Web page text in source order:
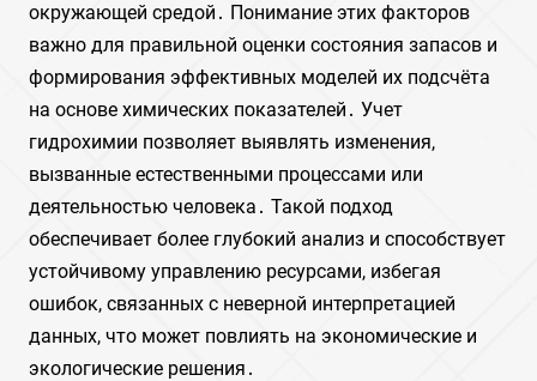
окружающей средой․ Понимание этих факторов
важно для правильной оценки состояния запасов и
формирования эффективных моделей их подсчёта
на основе химических показателей․ Учет
гидрохимии позволяет выявлять изменения,
вызванные естественными процессами или
деятельностью человека․ Такой подход
обеспечивает более глубокий анализ и способствует
устойчивому управлению ресурсами, избегая
ошибок, связанных с неверной интерпретацией
данных, что может повлиять на экономические и
экологические решения․